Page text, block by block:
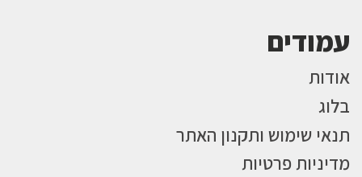
עמודים
אודות
בלוג
תנאי שימוש ותקנון האתר
מדיניות פרטיות